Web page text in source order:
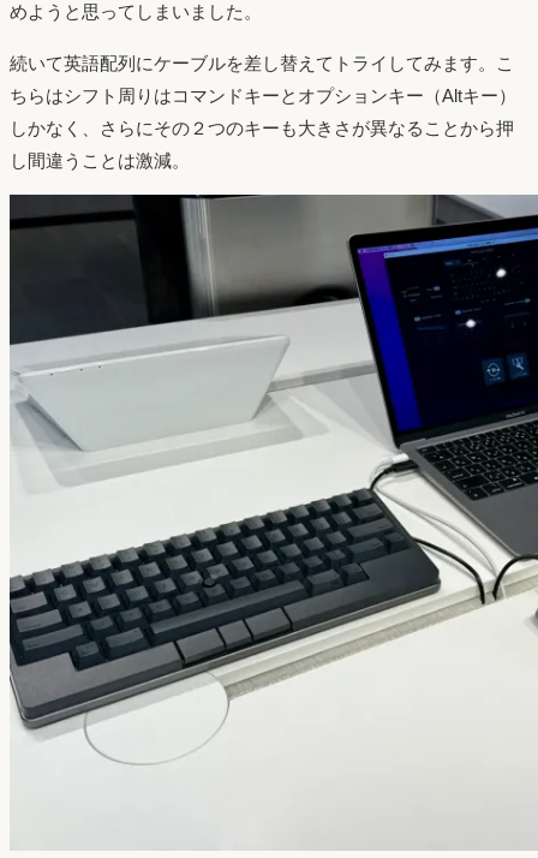
めようと思ってしまいました。
続いて英語配列にケーブルを差し替えてトライしてみます。こ
ちらはシフト周りはコマンドキーとオプションキー（Altキー）
しかなく、さらにその２つのキーも大きさが異なることから押
し間違うことは激減。